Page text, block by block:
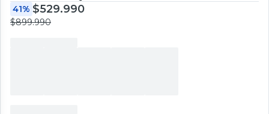
41% $529.990
$899.990